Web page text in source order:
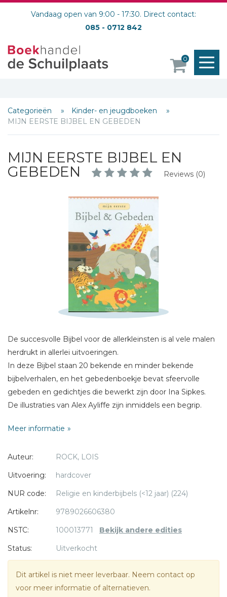
Vandaag open van 9:00 - 17:30. Direct contact:
085 - 0712 842
0
Categorieën
Kinder- en jeugdboeken
MIJN EERSTE BIJBEL EN GEBEDEN
MIJN EERSTE BIJBEL EN
GEBEDEN
Reviews (0)
De succesvolle Bijbel voor de allerkleinsten is al vele malen
herdrukt in allerlei uitvoeringen.
In deze Bijbel staan 20 bekende en minder bekende
bijbelverhalen, en het gebedenboekje bevat sfeervolle
gebeden en gedichtjes die bewerkt zijn door Ina Sipkes.
De illustraties van Alex Ayliffe zijn inmiddels een begrip.
Meer informatie
Auteur:
ROCK, LOIS
Uitvoering:
hardcover
NUR code:
Religie en kinderbijbels (<12 jaar) (224)
Artikelnr:
9789026606380
NSTC:
100013771 Bekijk andere edities
Status:
Uitverkocht
Dit artikel is niet meer leverbaar. Neem contact op
voor meer informatie of alternatieven.
Schrijf hieronder je review!
Bericht *